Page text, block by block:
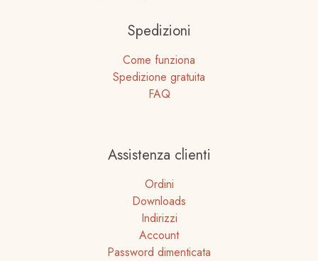
Spedizioni
Come funziona
Spedizione gratuita
FAQ
Assistenza clienti
Ordini
Downloads
Indirizzi
Account
Password dimenticata